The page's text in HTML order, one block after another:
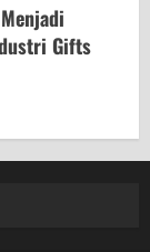
Gifts